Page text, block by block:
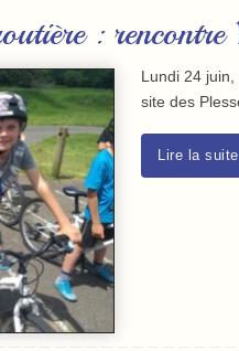
:
Lundi 24
site des
Lire la